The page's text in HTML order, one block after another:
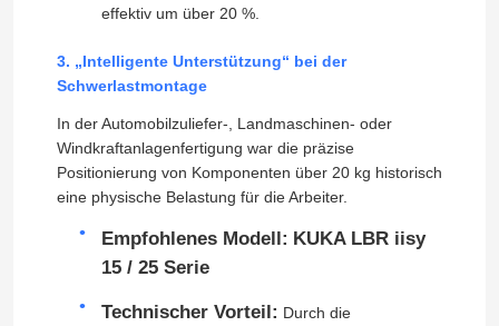
Roboter-lineare Bahn
Roboter-Stellwerk
Roboterschutzhüllen
Roboter-Kleidersatz
effektiv um über 20 %.
3. „Intelligente Unterstützung“ bei der
Schwerlastmontage
In der Automobilzuliefer-, Landmaschinen- oder
Windkraftanlagenfertigung war die präzise
Positionierung von Komponenten über 20 kg historisch
eine physische Belastung für die Arbeiter.
Empfohlenes Modell: KUKA LBR iisy
15 / 25 Serie
Technischer Vorteil: Durch die